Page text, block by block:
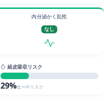
内分泌かく乱性
なし
経皮吸収リスク
29%低〜中リスク